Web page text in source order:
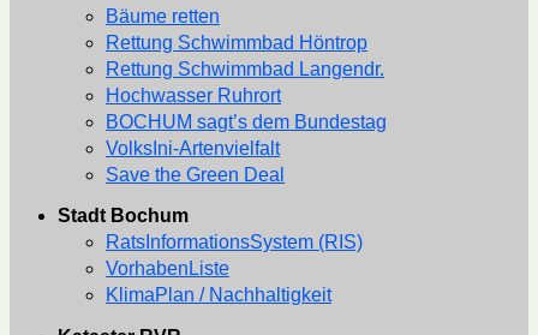
Bäume retten
Rettung Schwimmbad Höntrop
Rettung Schwimmbad Langendr.
Hochwasser Ruhrort
BOCHUM sagt’s dem Bundestag
VolksIni-Artenvielfalt
Save the Green Deal
Stadt Bochum
RatsInformationsSystem (RIS)
VorhabenListe
KlimaPlan / Nachhaltigkeit